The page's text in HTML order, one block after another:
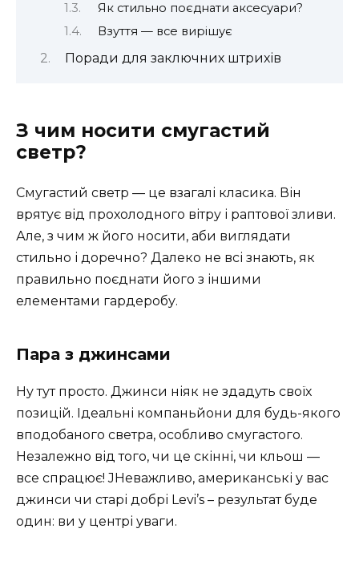
Як стильно поєднати аксесуари?
Взуття — все вирішує
Поради для заключних штрихів
З чим носити смугастий
светр?
Смугастий светр — це взагалі класика. Він
врятує від прохолодного вітру і раптової зливи.
Але, з чим ж його носити, аби виглядати
стильно і доречно? Далеко не всі знають, як
правильно поєднати його з іншими
елементами гардеробу.
Пара з джинсами
Ну тут просто. Джинси ніяк не здадуть своїх
позицій. Ідеальні компаньйони для будь-якого
вподобаного светра, особливо смугастого.
Незалежно від того, чи це скінні, чи кльош —
все спрацює! JНеважливо, американські у вас
джинси чи старі добрі Levi’s – результат буде
один: ви у центрі уваги.